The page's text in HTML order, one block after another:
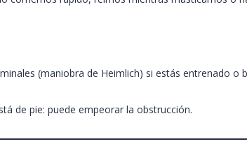
(maniobra de Heimlich) si estás entrenado o
de pie: puede empeorar la obstrucción.